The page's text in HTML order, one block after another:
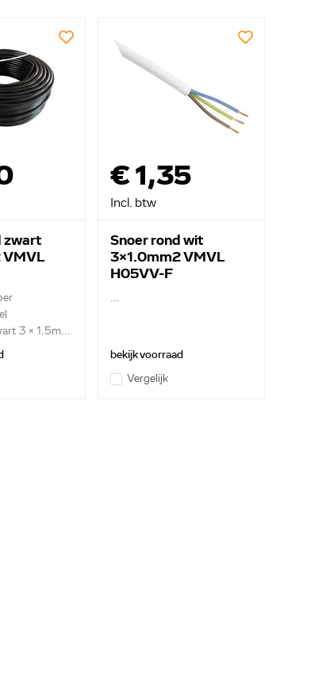
zwart
VMVL
3 x 1.5m...
€ 1,35
Incl. btw
Snoer rond wit
3x1.0mm2 VMVL
H05VV-F
...
bekijk voorraad
Vergelijk